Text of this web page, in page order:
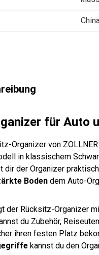
für Auto
Organizer von
in klassischem
dir der Organizer
Boden dem Auto-
der Rücksitz-Organizer
du Zubehör,
ihren festen Platz
kannst du den